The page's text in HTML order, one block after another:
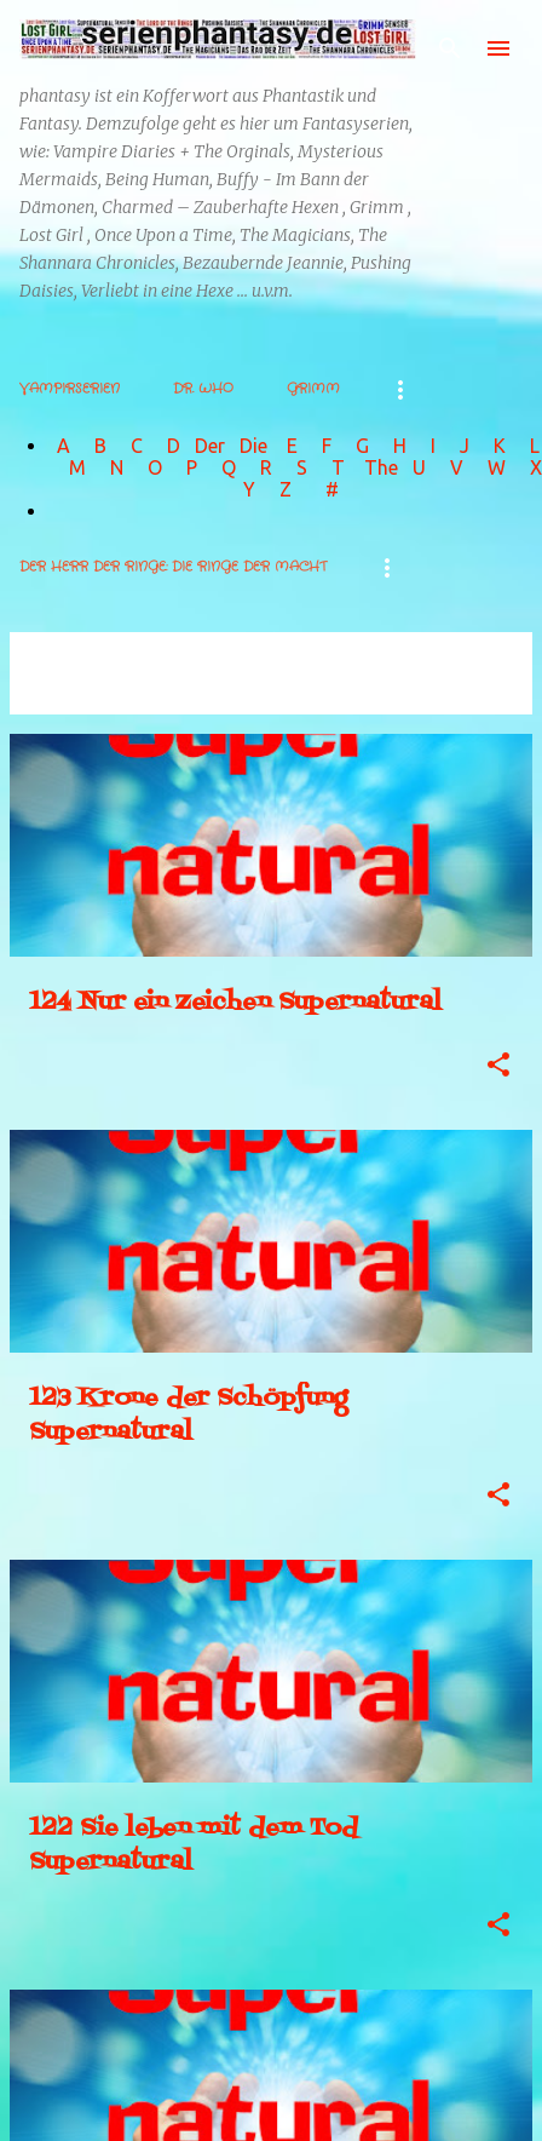
Direkt zum Hauptbereich
phantasy ist ein Kofferwort aus Phantastik und
Fantasy. Demzufolge geht es hier um Fantasyserien,
wie: Vampire Diaries + The Orginals, Mysterious
Mermaids, Being Human, Buffy - Im Bann der
Dämonen, Charmed – Zauberhafte Hexen , Grimm ,
Lost Girl , Once Upon a Time, The Magicians, The
Shannara Chronicles, Bezaubernde Jeannie, Pushing
Daisies, Verliebt in eine Hexe ... u.v.m.
VAMPIRSERIEN DR. WHO GRIMM
A B C D Der Die E F G H I J K
L
M
N O P Q R S T The U V
W X
Y
Z #
DER HERR DER RINGE: DIE RINGE DER MACHT
P
o
124 Nur ein Zeichen Supernatural
123 Krone der Schöpfung
Supernatural
122 Sie leben mit dem Tod
Supernatural